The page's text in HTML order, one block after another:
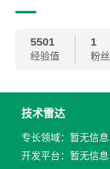
5501
经验值
1
粉丝
技术雷达
专长领域：暂无信息
开发平台：暂无信息